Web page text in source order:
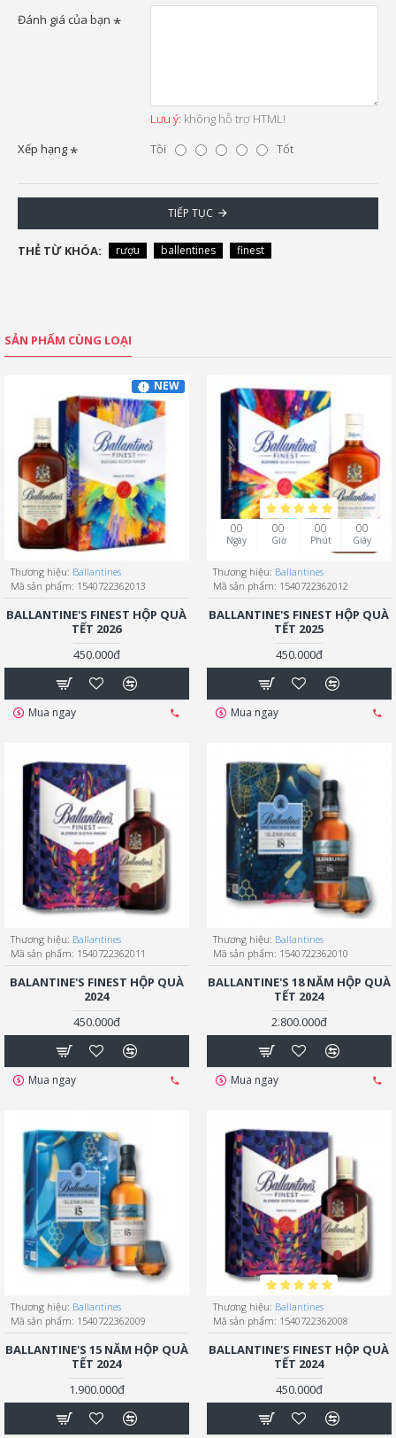
Đánh giá của bạn
Lưu ý: không hỗ trợ HTML!
Xếp hạng
Tồi Tốt
TIẾP TỤC
THẺ TỪ KHÓA: rượu ballentines finest
SẢN PHẨM CÙNG LOẠI
NEW
Thương hiệu: Ballantines
Mã sản phẩm: 1540722362013
BALLANTINE'S FINEST HỘP QUÀ
TẾT 2026
450.000đ
Mua ngay
00
Ngày
00
Giờ
00
Phút
00
Giây
Thương hiệu: Ballantines
Mã sản phẩm: 1540722362012
BALLANTINE'S FINEST HỘP QUÀ
TẾT 2025
450.000đ
Mua ngay
Thương hiệu: Ballantines
Mã sản phẩm: 1540722362011
BALANTINE'S FINEST HỘP QUÀ
2024
450.000đ
Mua ngay
Thương hiệu: Ballantines
Mã sản phẩm: 1540722362010
BALLANTINE'S 18 NĂM HỘP QUÀ
TẾT 2024
2.800.000đ
Mua ngay
Thương hiệu: Ballantines
Mã sản phẩm: 1540722362009
BALLANTINE'S 15 NĂM HỘP QUÀ
TẾT 2024
1.900.000đ
Thương hiệu: Ballantines
Mã sản phẩm: 1540722362008
BALLANTINE'S FINEST HỘP QUÀ
TẾT 2024
450.000đ